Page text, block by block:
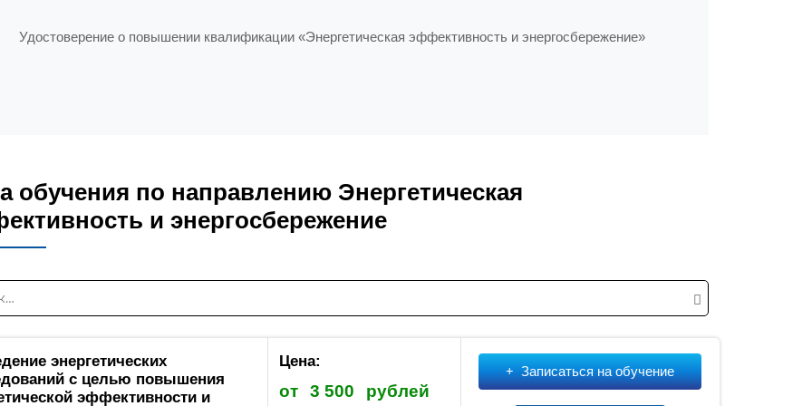
Удостоверение о повышении квалификации «Энергетическая эффективность и энергосбережение»
обучения по направлению Энергетическая
и энергосбережение
энергетических
с целью повышения
эффективности и
Цена:
от 3 500 рублей
Записаться на обучение